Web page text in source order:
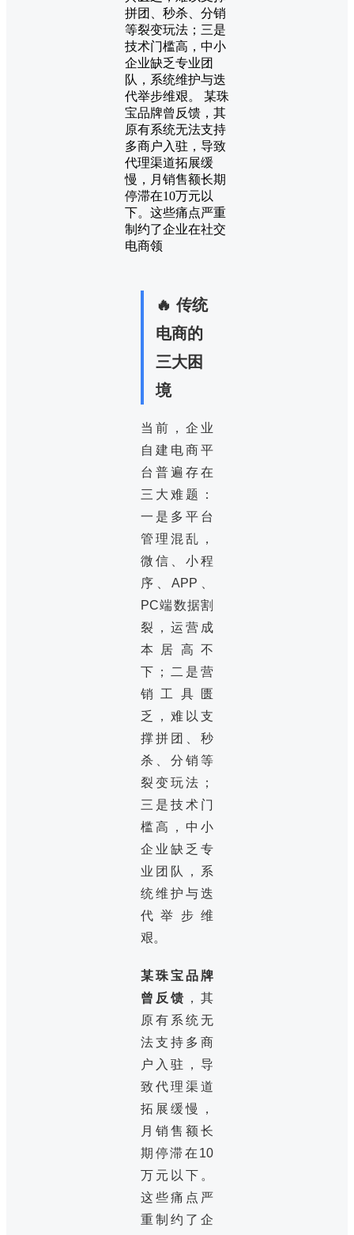
拼团、秒杀、分销
等裂变玩法；三是
技术门槛高，中小
企业缺乏专业团
队，系统维护与迭
代举步维艰。 某珠
宝品牌曾反馈，其
原有系统无法支持
多商户入驻，导致
代理渠道拓展缓
慢，月销售额长期
停滞在10万元以
下。这些痛点严重
制约了企业在社交
电商领
🔥 传统
电商的
三大困
境
当前，企业
自建电商平
台普遍存在
三大难题：
一是多平台
管理混乱，
微信、小程
序、APP、
PC端数据割
裂，运营成
本居高不
下；二是营
销工具匮
乏，难以支
撑拼团、秒
杀、分销等
裂变玩法；
三是技术门
槛高，中小
企业缺乏专
业团队，系
统维护与迭
代举步维
艰。
某珠宝品牌
曾反馈 ，其
原有系统无
法支持多商
户入驻，导
致代理渠道
拓展缓慢，
月销售额长
期停滞在10
万元以下。
这些痛点严
重制约了企